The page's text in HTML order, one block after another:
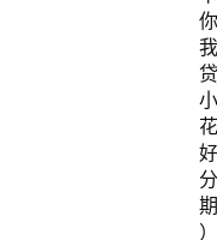
你
我
小
好
分
期
）